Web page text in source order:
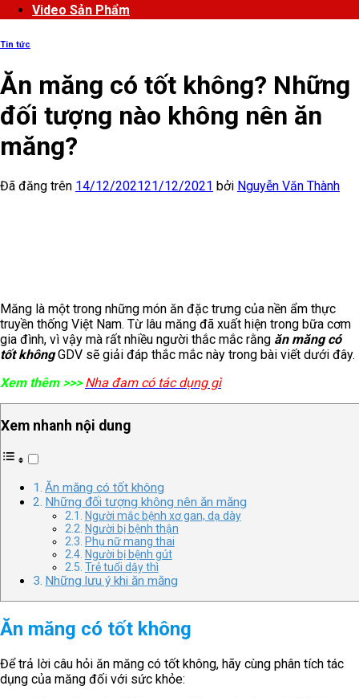
Video Sản Phẩm
Tin tức
Ăn măng có tốt không? Những
đối tượng nào không nên ăn
măng?
Đã đăng trên 14/12/202121/12/2021 bởi Nguyễn Văn Thành
Măng là một trong những món ăn đặc trưng của nền ẩm thực
truyền thống Việt Nam. Từ lâu măng đã xuất hiện trong bữa cơm
gia đình, vì vậy mà rất nhiều người thắc mắc rằng ăn măng có
tốt khôngGDV sẽ giải đáp thắc mắc này trong bài viết dưới đây.
Xem thêm >>> Nha đam có tác dụng gì
Xem nhanh nội dung
Ăn măng có tốt không
Những đối tượng không nên ăn măng
Người mắc bệnh xơ gan, dạ dày
Người bị bệnh thận
Phụ nữ mang thai
Người bị bệnh gút
Trẻ tuổi dậy thì
Những lưu ý khi ăn măng
Ăn măng có tốt không
Để trả lời câu hỏi ăn măng có tốt không, hãy cùng phân tích tác
dụng của măng đối với sức khỏe: